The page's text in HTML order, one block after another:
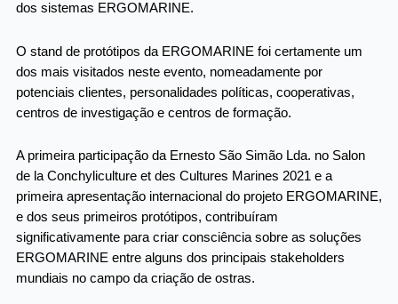
dos sistemas ERGOMARINE.
O stand de protótipos da ERGOMARINE foi certamente um
dos mais visitados neste evento, nomeadamente por
potenciais clientes, personalidades políticas, cooperativas,
centros de investigação e centros de formação.
A primeira participação da Ernesto São Simão Lda. no Salon
de la Conchyliculture et des Cultures Marines 2021 e a
primeira apresentação internacional do projeto ERGOMARINE,
e dos seus primeiros protótipos, contribuíram
significativamente para criar consciência sobre as soluções
ERGOMARINE entre alguns dos principais stakeholders
mundiais no campo da criação de ostras.